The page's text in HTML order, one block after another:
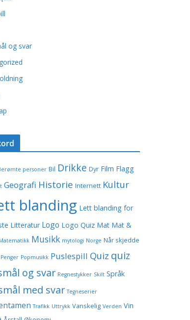
og svar
personer Bil Drikke Dyr Film Flagg
Geografi Historie Internett Kultur
blanding Lett blanding for
Litteratur Logo Logo Quiz Mat Mat &
Musikk mytologi Norge Når skjedde
Penger Popmusikk Puslespill Quiz quiz
og svar Regnestykker Skilt Språk
med svar Tegneserier
Trafikk Uttrykk Vanskelig Verden Vin